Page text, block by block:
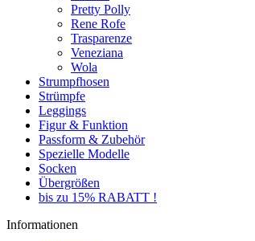
Pretty Polly
Rene Rofe
Trasparenze
Veneziana
Wola
Strumpfhosen
Strümpfe
Leggings
Figur & Funktion
Passform & Zubehör
Spezielle Modelle
Socken
Übergrößen
bis zu 15% RABATT !
Informationen